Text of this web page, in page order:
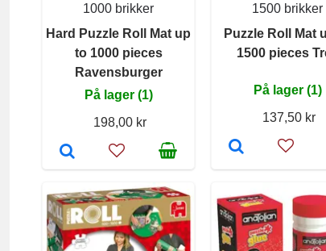
1000 brikker
Hard Puzzle Roll Mat up
to 1000 pieces
Ravensburger
På lager (1)
198,00 kr
1500 brikker
Puzzle Roll Mat
1500 pieces
På lager (1)
137,50 kr